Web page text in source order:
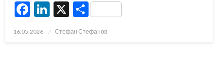
Facebook
LinkedIn
X Share
Posted
16.05.2026 Стефан Стефанов